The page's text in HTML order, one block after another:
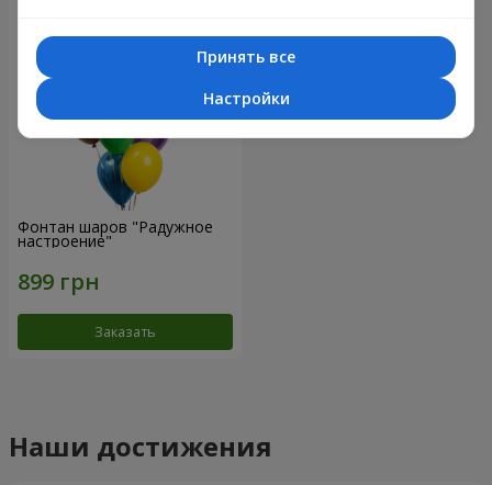
Фонтан шаров "Радужное
настроение"
Заказать
Наши достижения
Принять все
Настройки